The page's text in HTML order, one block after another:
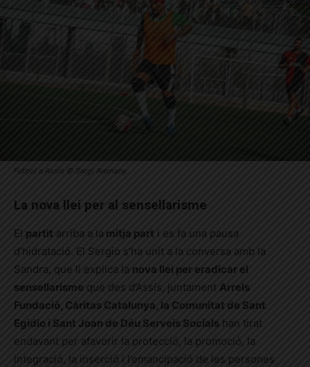
Futbol a Assís © Sergi Alemany
La nova llei per al sensellarisme
El partit arriba a la mitja part i es fa una pausa
d’hidratació. El Sergio s’ha unit a la conversa amb la
Sandra, que li explica la nova llei per eradicar el
sensellarisme que des d’Assís, juntament Arrels
Fundació, Càritas Catalunya, la Comunitat de Sant
Egidio i Sant Joan de Déu Serveis Socials han tirat
endavant per afavorir la protecció, la promoció, la
integració, la inserció i l’emancipació de les persones